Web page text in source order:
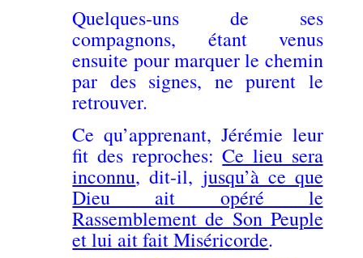
Quelques-uns de ses
compagnons, étant venus
ensuite pour marquer le chemin
par des signes, ne purent le
retrouver.
Ce qu’apprenant, Jérémie leur
fit des reproches:Ce lieu sera
inconnu, dit-il, jusqu’à ce que
Dieu ait opéré le
Rassemblement de Son Peuple
et lui ait fait Miséricorde.